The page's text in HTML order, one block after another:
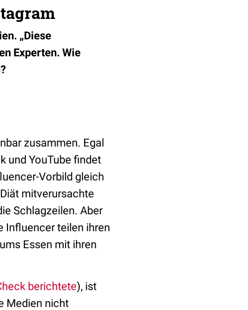
„Diese
Experten. Wie
zusammen. Egal
und YouTube findet
Vorbild gleich
mitverursachte
Schlagzeilen. Aber
Influencer teilen ihren
Essen mit ihren
berichtete), ist
Medien nicht